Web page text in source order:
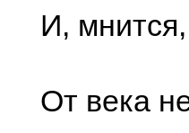
И,
От века